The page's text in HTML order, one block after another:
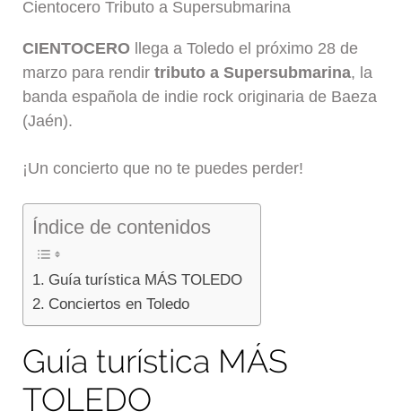
Cientocero Tributo a Supersubmarina
CIENTOCERO llega a Toledo el próximo 28 de
marzo para rendirtributo a Supersubmarina, la
banda española de indie rock originaria de Baeza
(Jaén).
¡Un concierto que no te puedes perder!
Índice de contenidos
Guía turística MÁS TOLEDO
Conciertos en Toledo
Guía turística MÁS
TOLEDO